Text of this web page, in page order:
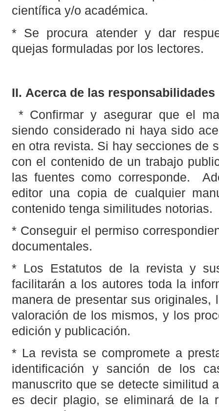
científica y/o académica.
* Se procura atender y dar
quejas formuladas por los lectores.
II. Acerca de las responsabilidades
* Confirmar y asegurar que el
siendo considerado ni haya sido
en otra revista. Si hay secciones de
con el contenido de un trabajo
las fuentes como corresponde.
editor una copia de cualquier
contenido tenga similitudes notorias.
* Conseguir el permiso
documentales.
* Los Estatutos de la revista y
facilitarán a los autores toda la
manera de presentar sus
valoración de los mismos, y los
edición y publicación.
* La revista se compromete a
identificación y sanción de los
manuscrito que se detecte similitud
es decir plagio, se eliminará de la